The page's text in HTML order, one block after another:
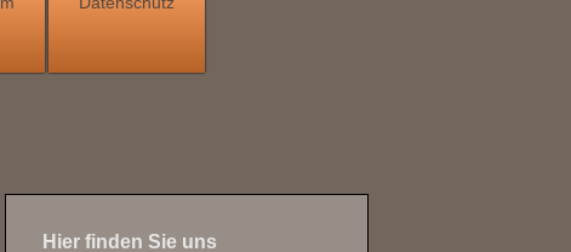
Hier finden Sie uns